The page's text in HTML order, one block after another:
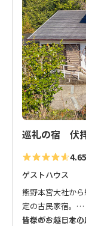
巡礼の宿 伏
4.65
ゲストハウス
熊野本宮大社か
定の古民家宿。
昔ながらの日本
皆様のお越しを